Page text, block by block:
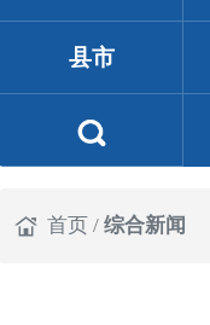
县市
首页/综合新闻